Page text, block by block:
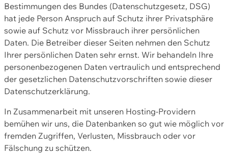
Bestimmungen des Bundes (Datenschutzgesetz, DSG)
hat jede Person Anspruch auf Schutz ihrer Privatsphäre
sowie auf Schutz vor Missbrauch ihrer persönlichen
Daten. Die Betreiber dieser Seiten nehmen den Schutz
Ihrer persönlichen Daten sehr ernst. Wir behandeln Ihre
personenbezogenen Daten vertraulich und entsprechend
der gesetzlichen Datenschutzvorschriften sowie dieser
Datenschutzerklärung.
In Zusammenarbeit mit unseren Hosting-Providern
bemühen wir uns, die Datenbanken so gut wie möglich vor
fremden Zugriffen, Verlusten, Missbrauch oder vor
Fälschung zu schützen.